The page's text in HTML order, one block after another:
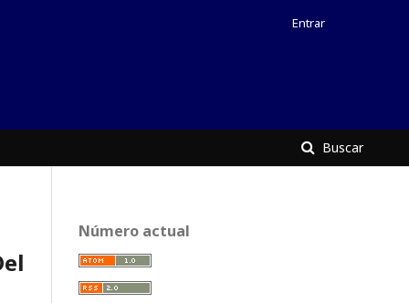
Buscar
Entrar
Número actual